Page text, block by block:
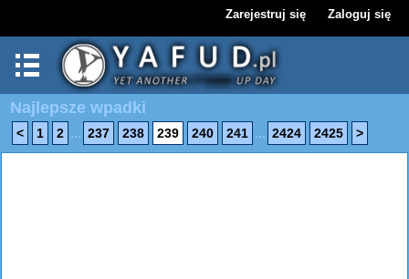
Zarejestruj się Zaloguj się
Najlepsze wpadki
< 1 2 ... 237 238 239 240 241 ... 2424 2425 >